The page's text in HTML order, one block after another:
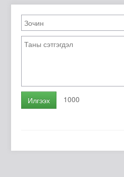
Илгээх 1000